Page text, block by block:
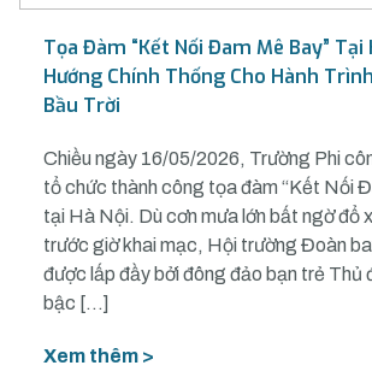
Tọa Đàm “Kết Nối Đam Mê Bay” Tại
Hướng Chính Thống Cho Hành
Bầu Trời
Chiều ngày 16/05/2026, Trường Phi
tổ chức thành công tọa đàm “Kết Nối
tại Hà Nội. Dù cơn mưa lớn bất ngờ đổ
trước giờ khai mạc, Hội trường Đoàn
được lấp đầy bởi đông đảo bạn trẻ Thủ
bậc […]
Xem thêm >